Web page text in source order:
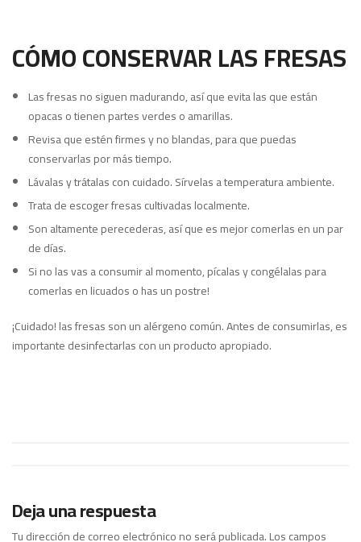
CÓMO CONSERVAR LAS FRESAS
Las fresas no siguen madurando, así que evita las que están
opacas o tienen partes verdes o amarillas.
Revisa que estén firmes y no blandas, para que puedas
conservarlas por más tiempo.
Lávalas y trátalas con cuidado. Sírvelas a temperatura ambiente.
Trata de escoger fresas cultivadas localmente.
Son altamente perecederas, así que es mejor comerlas en un par
de días.
Si no las vas a consumir al momento, pícalas y congélalas para
comerlas en licuados o has un postre!
¡Cuidado! las fresas son un alérgeno común. Antes de consumirlas, es
importante desinfectarlas con un producto apropiado.
Deja una respuesta
Tu dirección de correo electrónico no será publicada.Los campos